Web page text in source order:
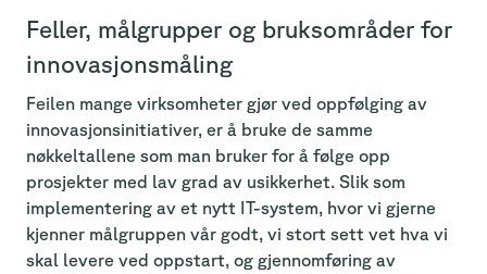
Feller, målgrupper og bruksområder for
innovasjonsmåling
Feilen mange virksomheter gjør ved oppfølging av
innovasjonsinitiativer, er å bruke de samme
nøkkeltallene som man bruker for å følge opp
prosjekter med lav grad av usikkerhet. Slik som
implementering av et nytt IT-system, hvor vi gjerne
kjenner målgruppen vår godt, vi stort sett vet hva vi
skal levere ved oppstart, og gjennomføring av